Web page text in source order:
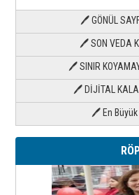
🖊 GÖNÜL
🖊 SON VEDA
🖊 SINIR
🖊 DİJİTAL
🖊 En Büyük